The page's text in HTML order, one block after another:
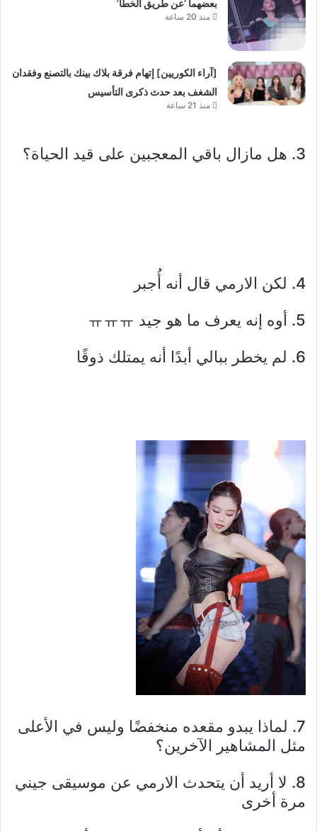
بعضهما ‘عن طريق الخطأ’
منذ 20 ساعة
[آراء الكوريين] إتهام فرقة بلاك بينك بالتصنع وفقدان
الشغف بعد حدث ذكرى التأسيس
منذ 21 ساعة
3. هل مازال باقي المعجبين على قيد الحياة؟
4. لكن الارمي قال أنه أُجبر
5. أوه إنه يعرف ما هو جيد ㅠㅠㅠ
6. لم يخطر ببالي أبدًا أنه يمتلك ذوقًا
7. لماذا يبدو مقعده منخفضًا وليس في الأعلى
مثل المشاهير الآخرين؟
8. لا أريد أن يتحدث الارمي عن موسيقى جيني
مرة أخرى